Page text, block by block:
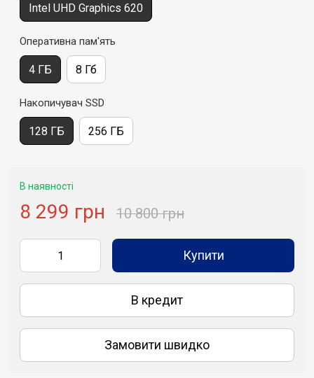
Intel UHD Graphics 620
Оперативна пам'ять
4 ГБ 8 Гб
Накопичувач SSD
128 ГБ 256 ГБ
В наявності
8 299 грн 10 800 грн
Купити
В кредит
Замовити швидко